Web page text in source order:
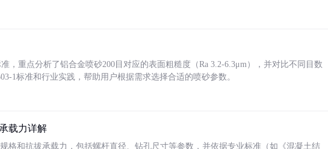
，重点分析了铝合金喷砂200目对应的表面粗糙度（Ra 3.2-6.3μm），并对比不同目数
1标准和行业实践，帮助用户根据需求选择合适的喷砂参数。
载力详解
格和抗拔承载力，包括螺杆直径、钻孔尺寸等参数，并依据专业标准（如《混凝土结